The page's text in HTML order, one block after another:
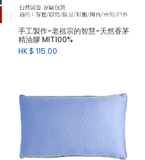
手工製作-老祖宗的智慧-天然香茅
精油膠 MIT100%
HK $ 115.00